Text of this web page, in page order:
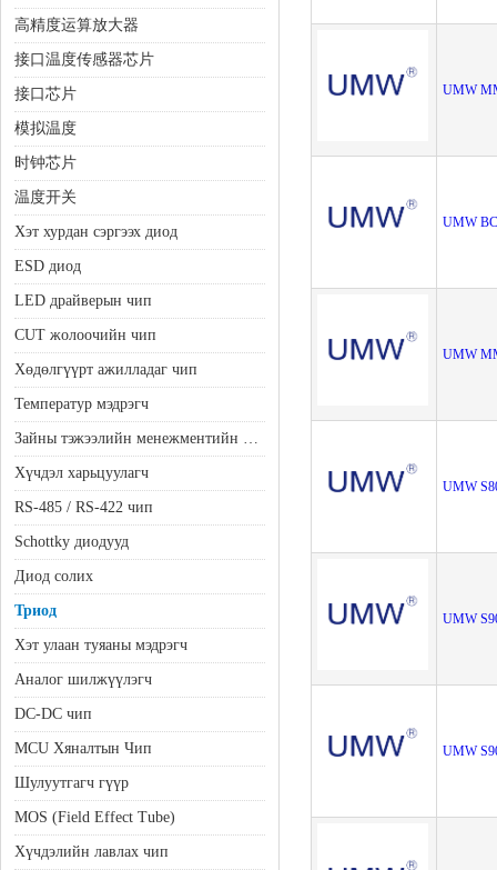
高精度运算放大器
接口温度传感器芯片
接口芯片
模拟温度
时钟芯片
温度开关
Хэт хурдан сэргээх диод
ESD диод
LED драйверын чип
CUT жолоочийн чип
Хөдөлгүүрт ажилладаг чип
Температур мэдрэгч
Зайны тэжээлийн менежментийн чип
Хүчдэл харьцуулагч
RS-485 / RS-422 чип
Schottky диодууд
Диод солих
Триод
Хэт улаан туяаны мэдрэгч
Аналог шилжүүлэгч
DC-DC чип
MCU Хяналтын Чип
Шулуутгагч гүүр
MOS (Field Effect Tube)
Хүчдэлийн лавлах чип
UMW
UMW
UMW
UMW
UMW
UMW